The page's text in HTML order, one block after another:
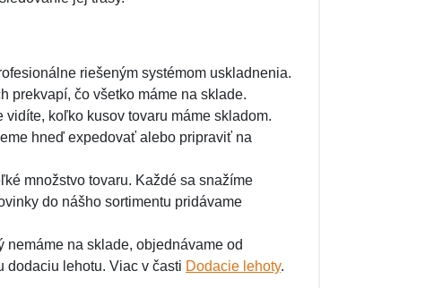
riešeným systémom uskladnenia.
prekvapí, čo všetko máme na sklade.
vidíte, koľko kusov tovaru máme skladom.
hneď expedovať alebo pripraviť na
množstvo tovaru. Každé sa snažíme
do nášho sortimentu pridávame
nemáme na sklade, objednávame od
dodaciu lehotu. Viac v časti Dodacie lehoty.